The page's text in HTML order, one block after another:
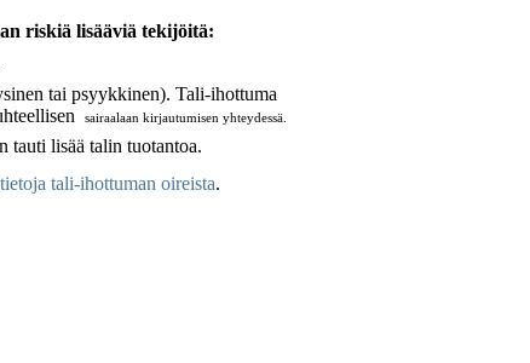
riskiä lisääviä tekijöitä:
tai psyykkinen). Tali-ihottuma
sairaalaan kirjautumisen yhteydessä.
tauti lisää talin tuotantoa.
tali-ihottuman oireista.